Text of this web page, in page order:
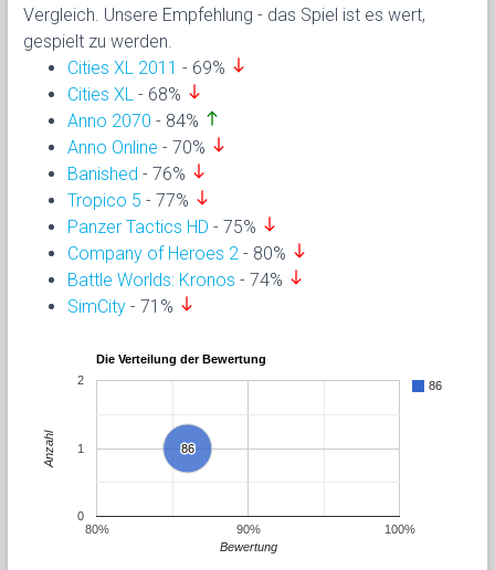
Vergleich. Unsere Empfehlung - das Spiel ist es wert,
gespielt zu werden.
Cities XL 2011 - 69% south
Cities XL - 68% south
Anno 2070 - 84% north
Anno Online - 70% south
Banished - 76% south
Tropico 5 - 77% south
Panzer Tactics HD - 75% south
Company of Heroes 2 - 80% south
Battle Worlds: Kronos - 74% south
SimCity - 71% south
Die Verteilung der Bewertung
86
86
86
80% 90% 100%
0
1
2
Bewertung
Anzahl